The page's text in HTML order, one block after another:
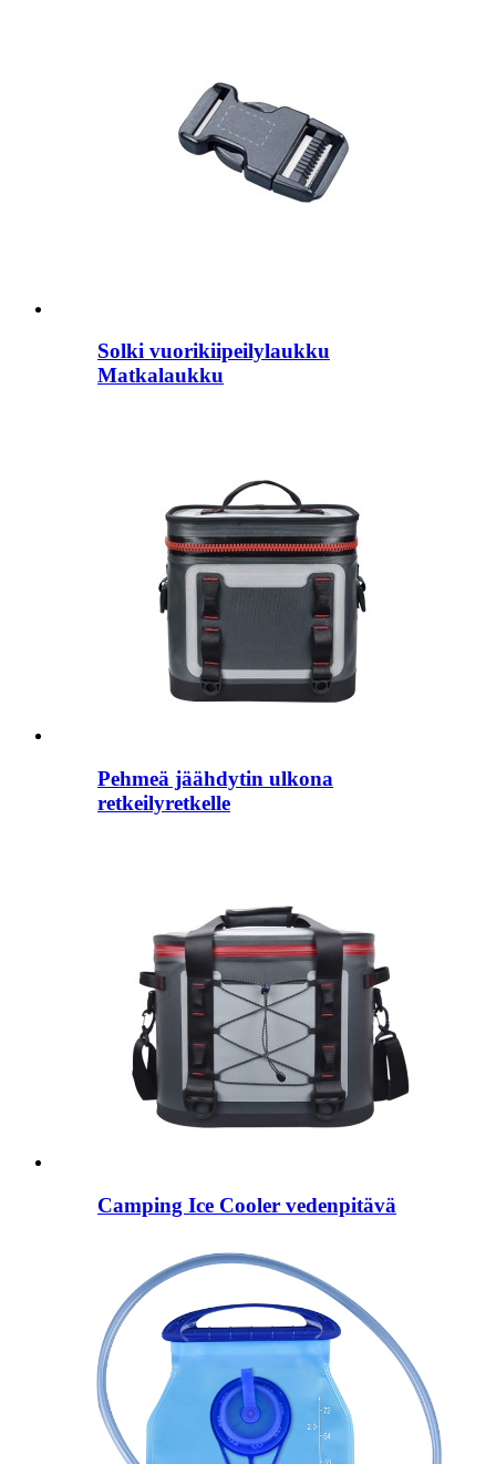
Solki vuorikiipeilylaukku
Matkalaukku
Pehmeä jäähdytin ulkona
retkeilyretkelle
Camping Ice Cooler vedenpitävä